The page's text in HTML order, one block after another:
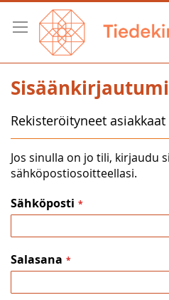
Skip
Content
Rekisteröityneet asiakkaat
Jos sinulla on jo tili, kirjaudu
sähköpostiosoitteellasi.
Sähköposti
Salasana